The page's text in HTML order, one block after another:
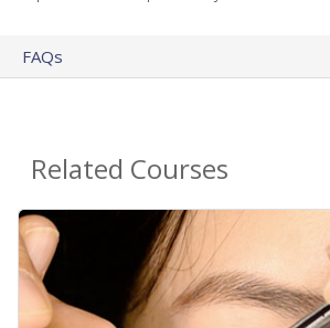
FAQs
Related Courses